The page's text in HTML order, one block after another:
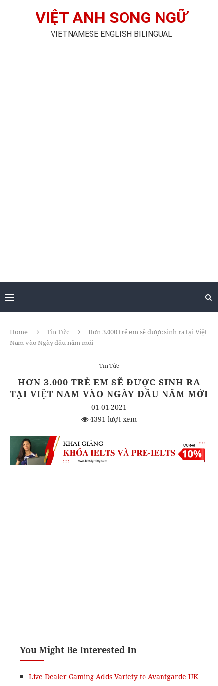
VIỆT ANH SONG NGỮ
VIETNAMESE ENGLISH BILINGUAL
Home Tin Tức
Hơn 3.000 trẻ em sẽ được sinh ra tại Việt
Nam vào Ngày đầu năm mới
Tin Tức
HƠN 3.000 TRẺ EM SẼ ĐƯỢC SINH RA
TẠI VIỆT NAM VÀO NGÀY ĐẦU NĂM MỚI
01-01-2021
4391 lượt xem
You Might Be Interested In
Live Dealer Gaming Adds Variety to Avantgarde UK